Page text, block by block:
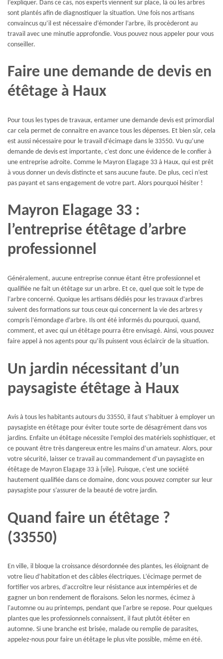
l’expliquer. Dans ce cas, nos experts viennent sur place, là où les arbres
sont plantés afin de diagnostiquer la situation. Une fois nos artisans
convaincus qu’il est nécessaire d’émonder l’arbre, ils procèderont au
travail avec une minutie approfondie. Vous pouvez nous appeler pour vous
conseiller.
Faire une demande de devis en
étêtage à Haux
Pour tous les types de travaux, entamer une demande devis est primordial
car cela permet de connaitre en avance tous les dépenses. Et bien sûr, cela
est aussi nécessaire pour le travail d’écimage dans le 33550. Vu qu’une
demande de devis est importante, c’est donc une évidence de le confier à
une entreprise adroite. Comme le Mayron Elagage 33 à Haux, qui est prêt
à vous donner un devis distincte et sans aucune faute. De plus, ceci n’est
pas payant et sans engagement de votre part. Alors pourquoi hésiter !
Mayron Elagage 33 :
l’entreprise étêtage d’arbre
professionnel
Généralement, aucune entreprise connue étant être professionnel et
qualifiée ne fait un étêtage sur un arbre. Et ce, quel que soit le type de
l’arbre concerné. Quoique les artisans dédiés pour les travaux d’arbres
suivent des formations sur tous ceux qui concernent la vie des arbres y
compris l’émondage d’arbre. Ils ont été informés du pourquoi, quand,
comment, et avec qui un étêtage pourra être envisagé. Ainsi, vous pouvez
faire appel à nos agents pour qu’ils puissent vous éclaircir de la situation.
Un jardin nécessitant d’un
paysagiste étêtage à Haux
Avis à tous les habitants autours du 33550, il faut s’habituer à employer un
paysagiste en étêtage pour éviter toute sorte de désagrément dans vos
jardins. Enfaite un étêtage nécessite l’emploi des matériels sophistiquer, et
ce pouvant être très dangereux entre les mains d’un amateur. Alors, pour
votre sécurité, laisser ce travail au commandement d’un paysagiste en
étêtage de Mayron Elagage 33 à {vile}. Puisque, c’est une société
hautement qualifiée dans ce domaine, donc vous pouvez compter sur leur
paysagiste pour s’assurer de la beauté de votre jardin.
Quand faire un étêtage ?
(33550)
En ville, il bloque la croissance désordonnée des plantes, les éloignant de
votre lieu d’habitation et des câbles électriques. L’écimage permet de
fortifier vos arbres, d’accroître leur résistance aux intempéries et de
gagner un bon rendement de floraisons. Selon les normes, écimez à
l'automne ou au printemps, pendant que l'arbre se repose. Pour quelques
plantes que les professionnels connaissent, il faut plutôt étêter en
automne. Si une branche est brisée, malade ou remplie de parasites,
appelez-nous pour faire un étêtage le plus vite possible, même en été.